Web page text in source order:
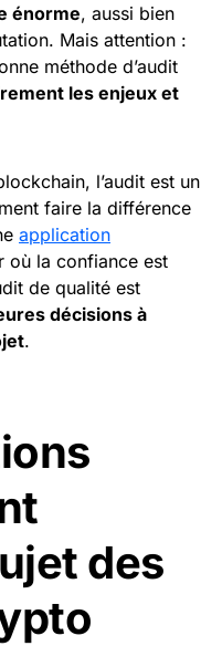
énorme, aussi bien
Mais attention :
méthode d’audit
les enjeux et
l’audit est un
faire la différence
application
où la confiance est
de qualité est
décisions à
.
des